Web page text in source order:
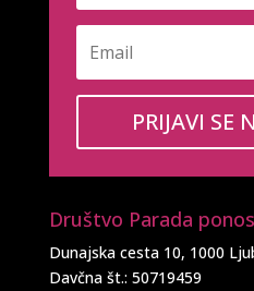
PRIJAVI SE
Društvo Parada
Dunajska cesta 10, 1000
Davčna št.: 50719459